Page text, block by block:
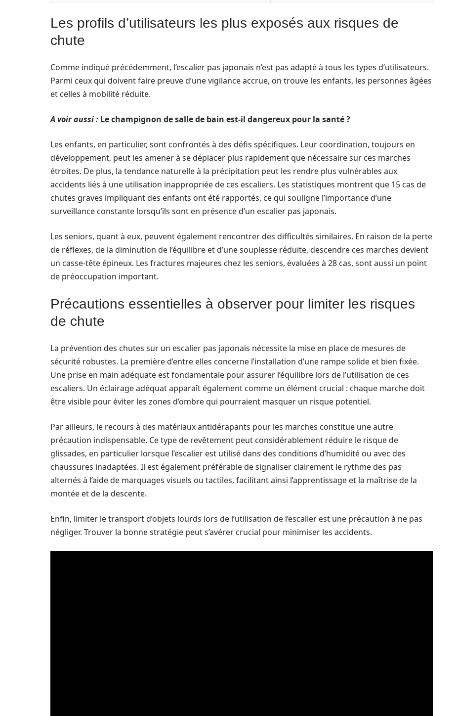
Les profils d’utilisateurs les plus exposés aux risques de
chute
Comme indiqué précédemment, l’escalier pas japonais n’est pas adapté à tous les types d’utilisateurs.
Parmi ceux qui doivent faire preuve d’une vigilance accrue, on trouve les enfants, les personnes âgées
et celles à mobilité réduite.
A voir aussi : Le champignon de salle de bain est-il dangereux pour la santé ?
Les enfants, en particulier, sont confrontés à des défis spécifiques. Leur coordination, toujours en
développement, peut les amener à se déplacer plus rapidement que nécessaire sur ces marches
étroites. De plus, la tendance naturelle à la précipitation peut les rendre plus vulnérables aux
accidents liés à une utilisation inappropriée de ces escaliers. Les statistiques montrent que 15 cas de
chutes graves impliquant des enfants ont été rapportés, ce qui souligne l’importance d’une
surveillance constante lorsqu’ils sont en présence d’un escalier pas japonais.
Les seniors, quant à eux, peuvent également rencontrer des difficultés similaires. En raison de la perte
de réflexes, de la diminution de l’équilibre et d’une souplesse réduite, descendre ces marches devient
un casse-tête épineux. Les fractures majeures chez les seniors, évaluées à 28 cas, sont aussi un point
de préoccupation important.
Précautions essentielles à observer pour limiter les risques
de chute
La prévention des chutes sur un escalier pas japonais nécessite la mise en place de mesures de
sécurité robustes. La première d’entre elles concerne l’installation d’une rampe solide et bien fixée.
Une prise en main adéquate est fondamentale pour assurer l’équilibre lors de l’utilisation de ces
escaliers. Un éclairage adéquat apparaît également comme un élément crucial : chaque marche doit
être visible pour éviter les zones d’ombre qui pourraient masquer un risque potentiel.
Par ailleurs, le recours à des matériaux antidérapants pour les marches constitue une autre
précaution indispensable. Ce type de revêtement peut considérablement réduire le risque de
glissades, en particulier lorsque l’escalier est utilisé dans des conditions d’humidité ou avec des
chaussures inadaptées. Il est également préférable de signaliser clairement le rythme des pas
alternés à l’aide de marquages visuels ou tactiles, facilitant ainsi l’apprentissage et la maîtrise de la
montée et de la descente.
Enfin, limiter le transport d’objets lourds lors de l’utilisation de l’escalier est une précaution à ne pas
négliger. Trouver la bonne stratégie peut s’avérer crucial pour minimiser les accidents.